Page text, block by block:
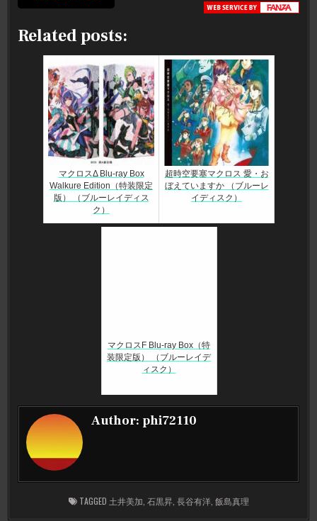
Related posts:
マクロスΔ Blu-ray Box
Walkure Edition（特装限定
版） （ブルーレイディス
ク）
超時空要塞マクロス 愛・お
ぼえていますか （ブルーレ
イディスク）
マクロスF Blu-ray Box（特
装限定版） （ブルーレイデ
ィスク）
Author: phi72110
TAGGED 土井美加 石黒昇, 長谷有洋, 飯島真理